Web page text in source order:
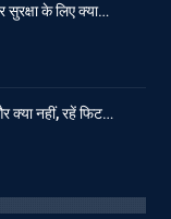
के लिए क्या…
क्या नहीं, रहें फिट…